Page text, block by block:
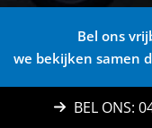
Bel ons
we bekijken samen
BEL ONS: